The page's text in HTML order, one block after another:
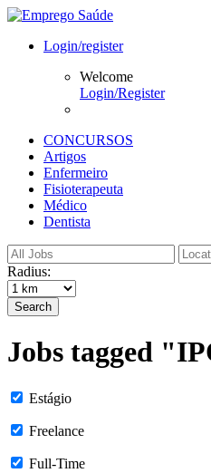
Login/register
Welcome
Login/Register
CONCURSOS
Artigos
Enfermeiro
Fisioterapeuta
Médico
Dentista
Radius:
Search
Jobs tagged
Estágio
Freelance
Full-Time